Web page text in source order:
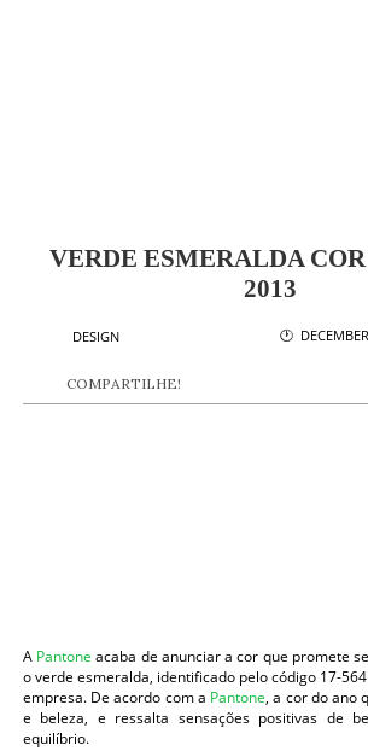
VERDE ESMERALDA
2013
DESIGN 🕐
COMPARTILHE!
A Pantone acaba de anunciar a cor que promete
o verde esmeralda, identificado pelo código 17-
empresa. De acordo com a Pantone, a cor do ano
e beleza, e ressalta sensações positivas de
equilíbrio.